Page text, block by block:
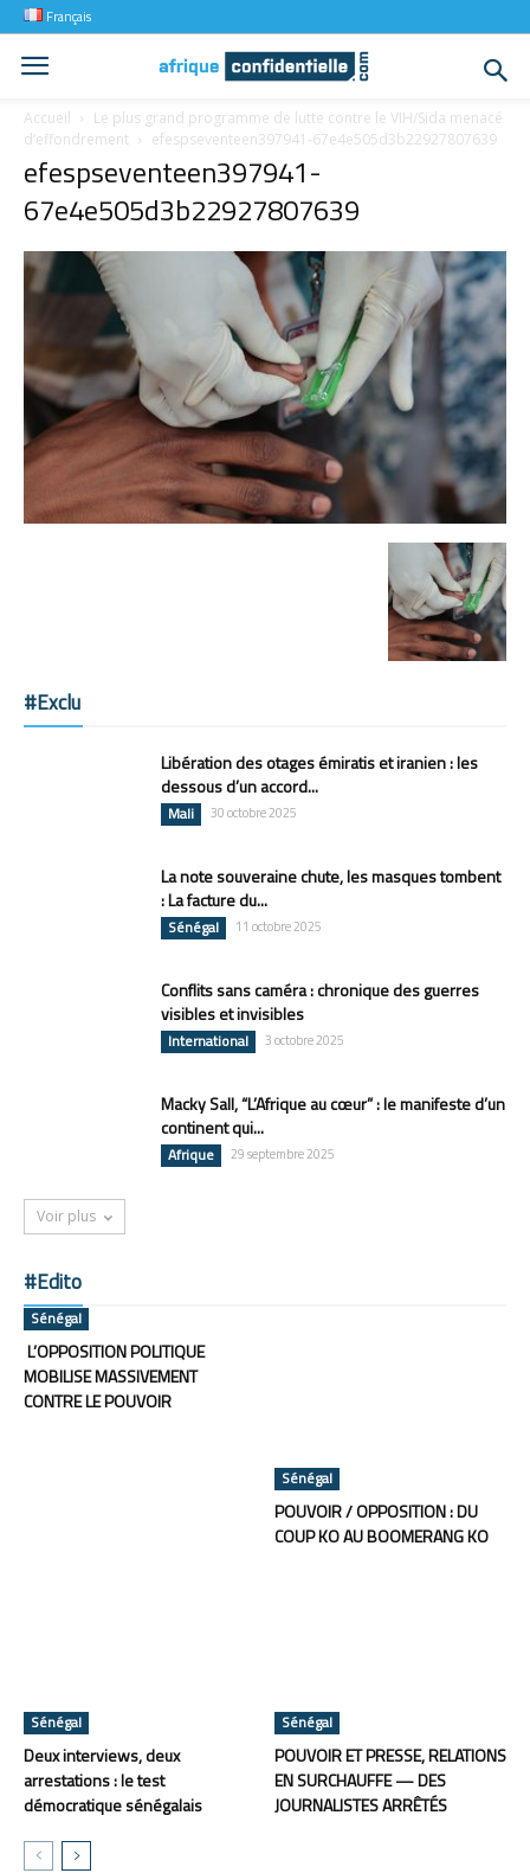
Français
Accueil
Le plus grand programme de lutte contre le VIH/Sida menacé
d’effondrement
efespseventeen397941-67e4e505d3b22927807639
efespseventeen397941-
67e4e505d3b22927807639
#Exclu
Libération des otages émiratis et iranien : les
dessous d’un accord...
Mali 30 octobre 2025
La note souveraine chute, les masques tombent
: La facture du...
Sénégal 11 octobre 2025
Conflits sans caméra : chronique des guerres
visibles et invisibles
International 3 octobre 2025
Macky Sall, “L’Afrique au cœur” : le manifeste d’un
continent qui...
Afrique 29 septembre 2025
Voir plus
#Edito
Sénégal
L’OPPOSITION POLITIQUE
MOBILISE MASSIVEMENT
CONTRE LE POUVOIR
Sénégal
POUVOIR / OPPOSITION : DU
COUP KO AU BOOMERANG KO
Sénégal
Deux interviews, deux
arrestations : le test
démocratique sénégalais
Sénégal
POUVOIR ET PRESSE, RELATIONS
EN SURCHAUFFE — DES
JOURNALISTES ARRÊTÉS